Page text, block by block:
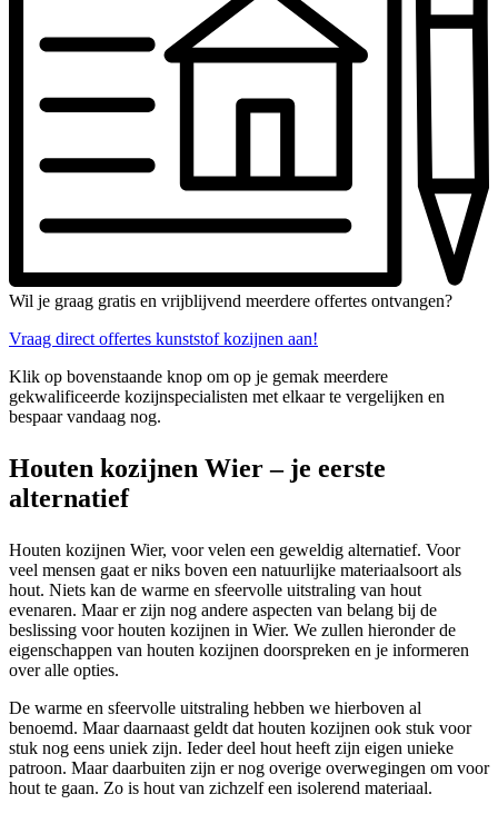
Wil je graag gratis en vrijblijvend meerdere offertes ontvangen?
Vraag direct offertes kunststof kozijnen aan!
Klik op bovenstaande knop om op je gemak meerdere
gekwalificeerde kozijnspecialisten met elkaar te vergelijken en
bespaar vandaag nog.
Houten kozijnen Wier – je eerste
alternatief
Houten kozijnen Wier, voor velen een geweldig alternatief. Voor
veel mensen gaat er niks boven een natuurlijke materiaalsoort als
hout. Niets kan de warme en sfeervolle uitstraling van hout
evenaren. Maar er zijn nog andere aspecten van belang bij de
beslissing voor houten kozijnen in Wier. We zullen hieronder de
eigenschappen van houten kozijnen doorspreken en je informeren
over alle opties.
De warme en sfeervolle uitstraling hebben we hierboven al
benoemd. Maar daarnaast geldt dat houten kozijnen ook stuk voor
stuk nog eens uniek zijn. Ieder deel hout heeft zijn eigen unieke
patroon. Maar daarbuiten zijn er nog overige overwegingen om voor
hout te gaan. Zo is hout van zichzelf een isolerend materiaal.